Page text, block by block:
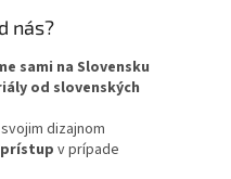
nás?
sami na Slovensku
od slovenských
dizajnom
v prípade